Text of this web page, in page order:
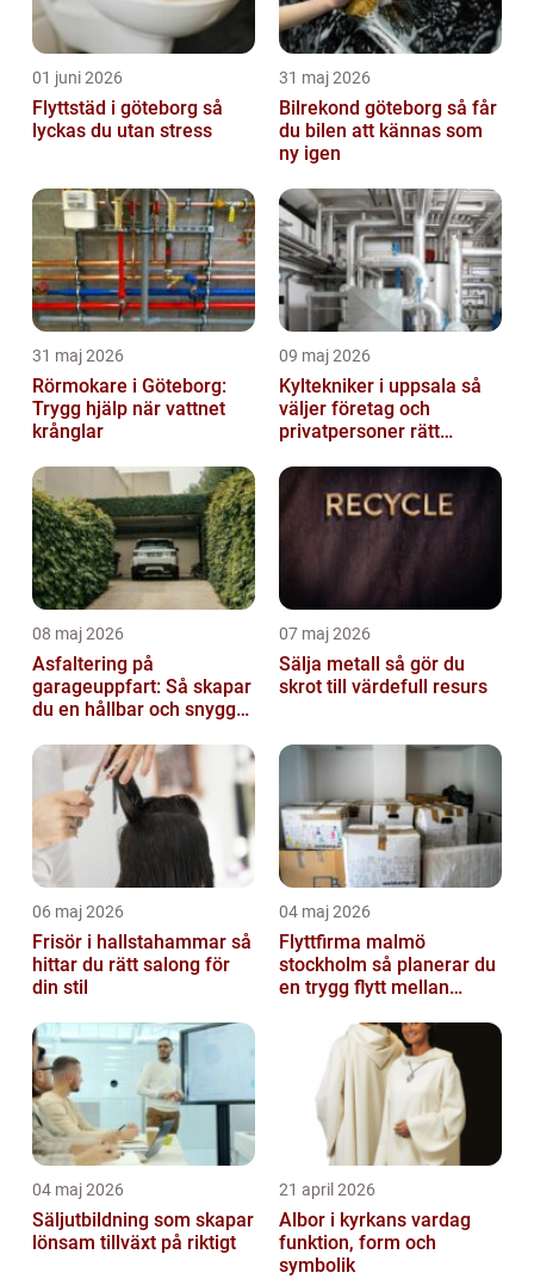
01 juni 2026
Flyttstäd i göteborg så
lyckas du utan stress
31 maj 2026
Bilrekond göteborg så får
du bilen att kännas som
ny igen
31 maj 2026
Rörmokare i Göteborg:
Trygg hjälp när vattnet
krånglar
09 maj 2026
Kyltekniker i uppsala så
väljer företag och
privatpersoner rätt
08 maj 2026
Asfaltering på
garageuppfart: Så skapar
du en hållbar och snygg
07 maj 2026
Sälja metall så gör du
skrot till värdefull resurs
06 maj 2026
Frisör i hallstahammar så
hittar du rätt salong för
din stil
04 maj 2026
Flyttfirma malmö
stockholm så planerar du
en trygg flytt mellan
04 maj 2026
Säljutbildning som skapar
lönsam tillväxt på riktigt
21 april 2026
Albor i kyrkans vardag
funktion, form och
symbolik